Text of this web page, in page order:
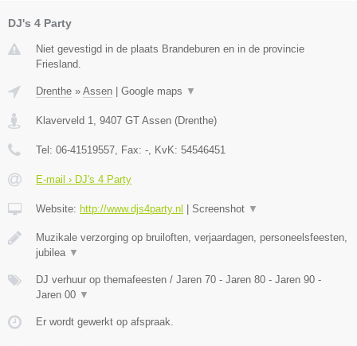
DJ's 4 Party
Niet gevestigd in de plaats Brandeburen en in de provincie
Friesland.
Drenthe » Assen Google maps ▼
Klaverveld 1, 9407 GT Assen (Drenthe)
Tel: 06-41519557, Fax: -, KvK: 54546451
E-mail › DJ's 4 Party
Website: http://www.djs4party.nl Screenshot ▼
Muzikale verzorging op bruiloften, verjaardagen, personeelsfeesten,
jubilea ▼
DJ verhuur op themafeesten / Jaren 70 - Jaren 80 - Jaren 90 -
Jaren 00 ▼
Er wordt gewerkt op afspraak.